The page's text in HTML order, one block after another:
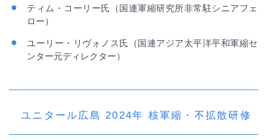
ティム・コーリー氏（国連軍縮研究所非常駐シニアフェ
ロー）
ユーリー・リヴォノス氏（国連アジア太平洋平和軍縮セ
ンター元ディレクター）
ユニタール広島 2024年 核軍縮・不拡散研修